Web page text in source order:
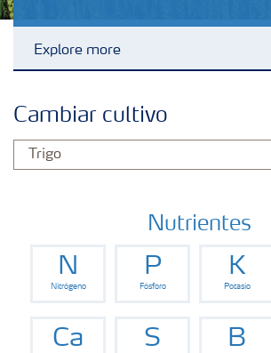
Explore more
Fertilizantes
Portafolio de Agricultura Digital
Almacenaje y manejo de fertilizantes
Soluciones por cultivos
Cambiar cultivo
Nutrientes
N
Nitrógeno
P
Fósforo
K
Potasio
Ca S B